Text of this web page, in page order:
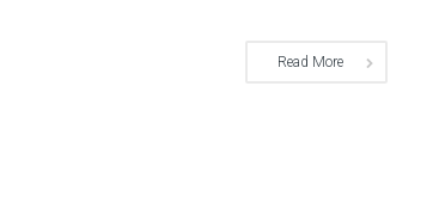
Read More